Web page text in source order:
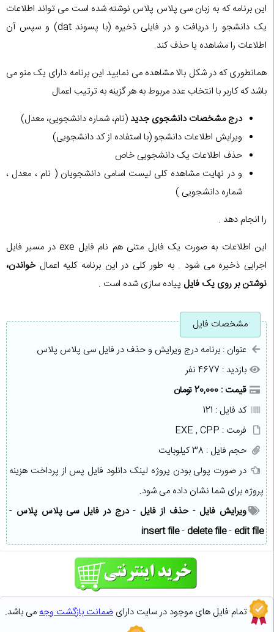
این برنامه که به زبان سی پلاس پلاس نوشته شده است می تواند اطلاعات
یک دانشجو را دریافت و در فایلی ذخیره (با پسوند dat) و سپس آن
اطلاعات را مشاهده یا حذف کند.
همانطوری که در شکل بالا مشاهده می نمایید این برنامه دارای یک منو می
باشد که کاربر با انتخاب عدد مربوط به هر گزینه به ترتیب اعمال
درج مشخصات دانشجوی جدید(نام، شماره دانشجویی، معدل)
ویرایش اطلاعات دانشجو (با استفاده از کد دانشجویی)
حذف اطلاعات یک دانشجویی خاص
و در نهایت مشاهده کلی لیست اسامی دانشجویان ( نام ، معدل ،
شماره دانشجویی )
را انجام دهد .
این اطلاعات به صورت یک فایل متنی هم نام فایل exe در مسیر فایل
اجرایی ذخیره می شود . به طور کلی در این برنامه کلیه اعمال خواندن،
نوشتن بر روی یک فایلپیاده سازی شده است .
مشخصات فایل
عنوان : برنامه درج ویرایش و حذف در فایل سی پلاس پلاس
بازدید : 4677 نفر
قیمت : 20,000 تومان
کد فایل : 121
فرمت : EXE , CPP
حجم فایل : 38 کیلوبایت
در صورت پولی بودن پروژه لینک دانلود فایل پس از پرداخت هزینه
پروژه برای شما نشان داده می شود.
ویرایش فایل- حذف از فایل- درج در فایل سی پلاس پلاس-
insert file-delete file-edit file
تمام فایل های موجود در سایت دارای ضمانت بازگشت وجهمی باشد.